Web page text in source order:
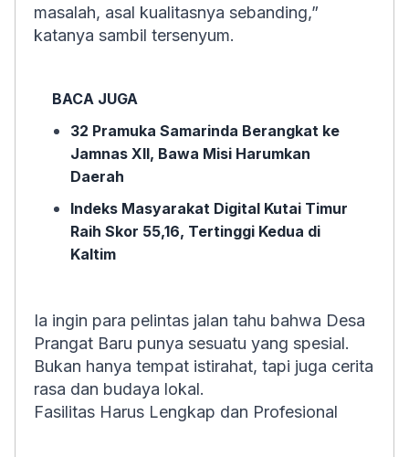
masalah, asal kualitasnya sebanding,”
katanya sambil tersenyum.
BACA JUGA
32 Pramuka Samarinda Berangkat ke
Jamnas XII, Bawa Misi Harumkan
Daerah
Indeks Masyarakat Digital Kutai Timur
Raih Skor 55,16, Tertinggi Kedua di
Kaltim
Ia ingin para pelintas jalan tahu bahwa Desa
Prangat Baru punya sesuatu yang spesial.
Bukan hanya tempat istirahat, tapi juga cerita
rasa dan budaya lokal.
Fasilitas Harus Lengkap dan Profesional